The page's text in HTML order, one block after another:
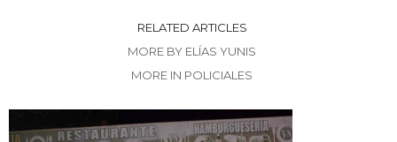
RELATED ARTICLES
MORE BY ELÍAS YUNIS
MORE IN POLICIALES